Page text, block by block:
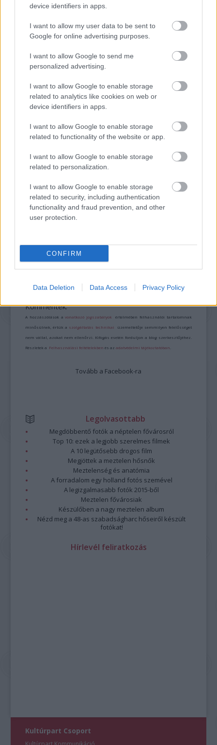
device identifiers in apps.
I want to allow my user data to be sent to
Google for online advertising purposes.
I want to allow Google to send me
personalized advertising.
I want to allow Google to enable storage
related to analytics like cookies on web or
device identifiers in apps.
I want to allow Google to enable storage
related to functionality of the website or app.
I want to allow Google to enable storage
related to personalization.
I want to allow Google to enable storage
related to security, including authentication
functionality and fraud prevention, and other
user protection.
CONFIRM
Data Deletion Data Access Privacy Policy
FEST
KELEMEN BARNABÁS: A FESZTIVÁL AKADÉMIA
FONÓS LEMEZ LETT AZ ÉV JAZZ ALBUMA
Kommentek:
A hozzászólások avonatkozó jogszabályok értelmében felhasználói tartalomnak
minősülnek, értük a szolgáltatás technikai üzemeltetője semmilyen felelősséget
nem vállal, azokat nem ellenőrzi. Kifogás esetén forduljon a blog szerkesztőjéhez.
Részletek a Felhasználási feltételekben és azadatvédelmi tájékoztatóban
Tovább a Facebook-ra
Legolvasottabb
Megdöbbentő fotók a néptelen fővárosról
Top 10: ezek a legjobb szerelmes filmek
A 10 legütősebb drogos film
Megjöttek a meztelen hősnők
Meztelenség és anatómia
A forradalom egy holland fotós szemével
A legizgalmasabb fotók 2015-ből
Meztelen fővárosiak
Készülőben a nagy meztelen album
Nézd meg a 48-as szabadságharc hőseiről készült
fotókat!
Hírlevél feliratkozás
Kultúrpart Csoport